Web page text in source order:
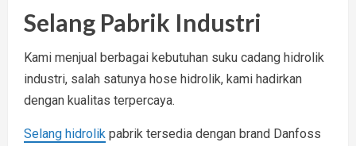
Selang Pabrik Industri
Kami menjual berbagai kebutuhan suku cadang hidrolik
industri, salah satunya hose hidrolik, kami hadirkan
dengan kualitas terpercaya.
Selang hidrolik pabrik tersedia dengan brand Danfoss